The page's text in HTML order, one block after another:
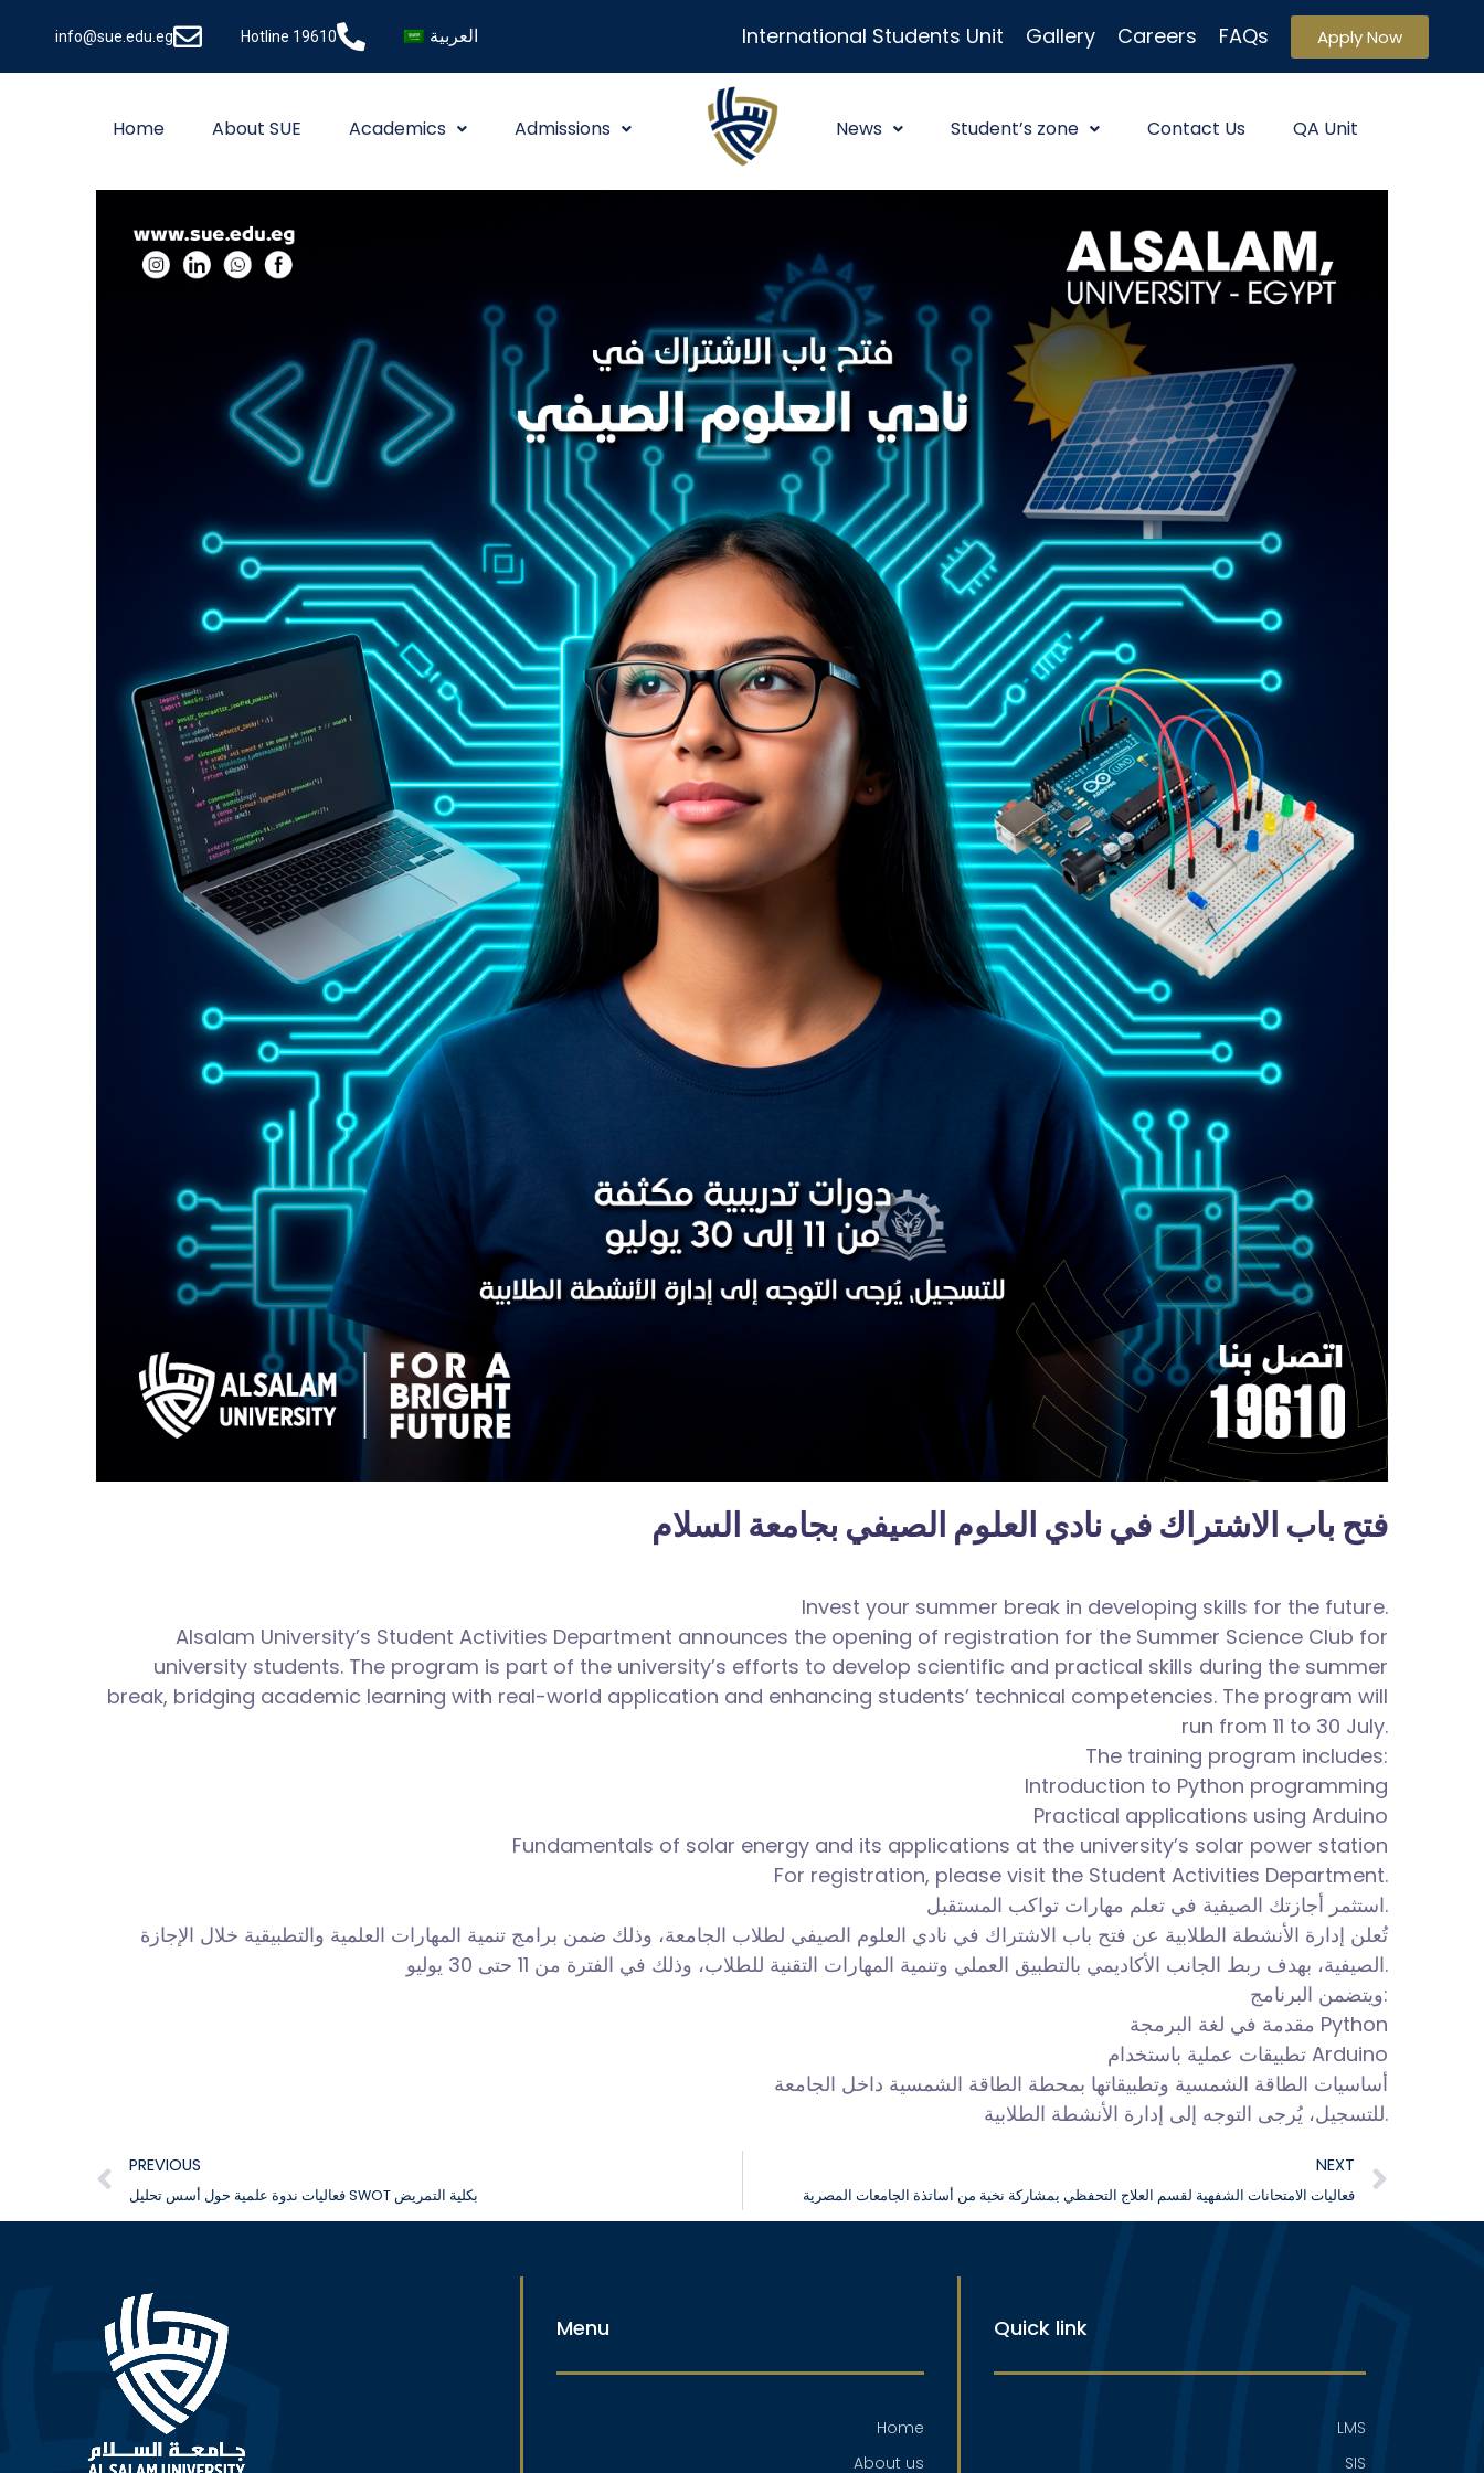
info@sue.edu.eg Hotline 19610 العربية International Students Unit Gallery Careers FAQs Apply Now
Home About SUE Academics Admissions News Student’s zone Contact Us QA Unit
فتح باب الاشتراك في نادي العلوم الصيفي بجامعة السلام
Invest your summer break in developing skills for the future.
Alsalam University’s Student Activities Department announces the opening of registration for the Summer Science Club for
university students. The program is part of the university’s efforts to develop scientific and practical skills during the summer
break, bridging academic learning with real-world application and enhancing students’ technical competencies. The program will
run from 11 to 30 July.
The training program includes:
Introduction to Python programming
Practical applications using Arduino
Fundamentals of solar energy and its applications at the university’s solar power station
For registration, please visit the Student Activities Department.
استثمر أجازتك الصيفية في تعلم مهارات تواكب المستقبل.
تُعلن إدارة الأنشطة الطلابية عن فتح باب الاشتراك في نادي العلوم الصيفي لطلاب الجامعة، وذلك ضمن برامج تنمية المهارات العلمية والتطبيقية خلال الإجازة
الصيفية، بهدف ربط الجانب الأكاديمي بالتطبيق العملي وتنمية المهارات التقنية للطلاب، وذلك في الفترة من 11 حتى 30 يوليو.
ويتضمن البرنامج:
مقدمة في لغة البرمجة Python
تطبيقات عملية باستخدام Arduino
أساسيات الطاقة الشمسية وتطبيقاتها بمحطة الطاقة الشمسية داخل الجامعة
للتسجيل، يُرجى التوجه إلى إدارة الأنشطة الطلابية.
PREVIOUS
فعاليات ندوة علمية حول أسس تحليل SWOT بكلية التمريض
NEXT
فعاليات الامتحانات الشفهية لقسم العلاج التحفظي بمشاركة نخبة من أساتذة الجامعات المصرية
Menu
Home
About us
Quick link
LMS
SIS